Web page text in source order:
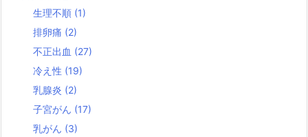
生理不順 (1)
排卵痛 (2)
不正出血 (27)
冷え性 (19)
乳腺炎 (2)
子宮がん (17)
乳がん (3)